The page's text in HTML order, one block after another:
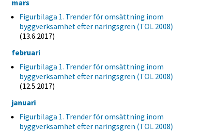
mars
Figurbilaga 1. Trender för omsättning inom
byggverksamhet efter näringsgren (TOL 2008)
(13.6.2017)
februari
Figurbilaga 1. Trender för omsättning inom
byggverksamhet efter näringsgren (TOL 2008)
(12.5.2017)
januari
Figurbilaga 1. Trender för omsättning inom
byggverksamhet efter näringsgren (TOL 2008)